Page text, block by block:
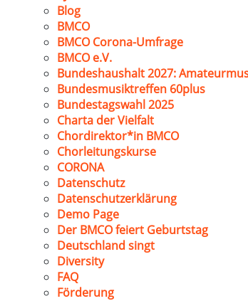
Blog
BMCO
BMCO Corona-Umfrage
BMCO e.V.
Bundeshaushalt 2027:
Bundesmusiktreffen 60plus
Bundestagswahl 2025
Charta der Vielfalt
Chordirektor*in BMCO
Chorleitungskurse
CORONA
Datenschutz
Datenschutzerklärung
Demo Page
Der BMCO feiert Geburtstag
Deutschland singt
Diversity
FAQ
Förderung